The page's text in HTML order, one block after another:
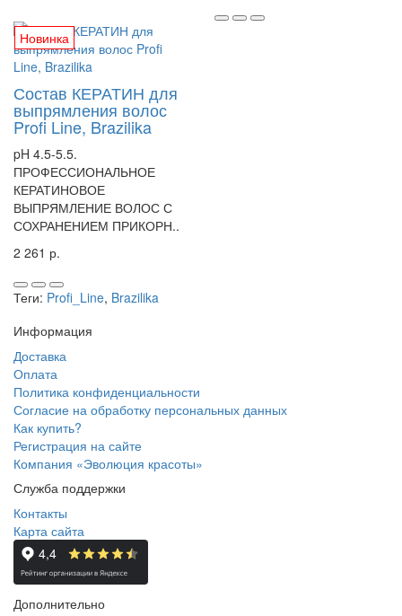
Новинка
Состав КЕРАТИН для
выпрямления волос
Profi Line, Brazilika
pH 4.5-5.5.
ПРОФЕССИОНАЛЬНОЕ
КЕРАТИНОВОЕ
ВЫПРЯМЛЕНИЕ ВОЛОС С
СОХРАНЕНИЕМ ПРИКОРН..
2 261 р.
Теги: Profi_Line, Brazilika
Информация
Доставка
Оплата
Политика конфиденциальности
Согласие на обработку персональных данных
Как купить?
Регистрация на сайте
Компания «Эволюция красоты»
Служба поддержки
Контакты
Карта сайта
Дополнительно